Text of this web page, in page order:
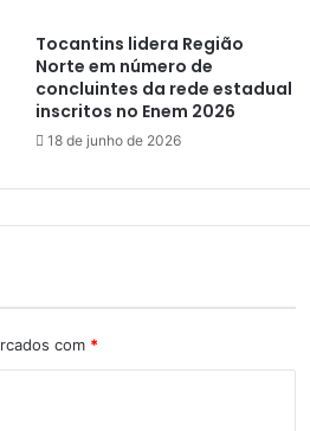
Tocantins lidera Região
Norte em número de
concluintes da rede estadual
inscritos no Enem 2026
18 de junho de 2026
com *